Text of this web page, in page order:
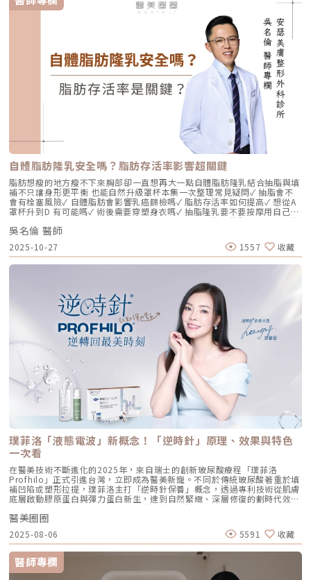
質。肌膚的年輕度由真皮層的三大支柱決定：水份、膠原蛋白
（Collagen）以及彈力蛋白（Elastin）。多數人對膠原蛋白耳熟能詳，它
就像建築物的「鋼筋水泥」，負責撐起皮膚的厚度與體積；然而，讓肌膚在
做表情後能迅速回彈、維持組織張力的關鍵，其實是彈力蛋白。彈力蛋白就
像支撐鋼筋的「橡皮筋」，不幸的是，人體在青春期過後，彈力蛋白的合成
速度就會大幅下降。當彈力蛋白流失，肌膚就會像失去彈性的鬆緊帶，出現
細紋、毛孔粗大、甚至是難以處理的「鬆弛型下垂」。傳統玻尿酸屬於「填
充型」，主要目的是增加體積（Volumizing），如果過度施打，容易造成
面部僵硬或「醫美臉」。而 Profhilo 逆時針的誕生，是為了從細胞底層進
行「修復與重塑」，讓皮膚自己找回年輕時的彈性。二、 Profhilo 逆時針
的科學核心：NAHYCO™ 專利技術Profhilo逆時針來自瑞士著名的 IBSA 製
藥集團。身為專業醫師，我非常看重產品的「純淨度」與「穩定性」。
Profhilo 之所以能在國際醫美界佔有一席之地，在於其革命性的
NAHYCO™ 專利熱融合技術。1. 醫學界的「純淨」突破：無化學交聯劑一
般玻尿酸為了維持在體內的時間，必須添加化學交聯劑（如 BDDE）。雖然
這在合法範圍內是安全的，但對於過敏體質或追求極致天然的客戶來說，仍
存在延遲性發炎的風險。Profhilo逆時針 透過精確的加熱與降溫製程，讓
高分子與低分子玻尿酸產生自然的氫鍵鍵結，完全不含 BDDE。這意味著它
具備極高的「生物相容性」，注射後能與人體組織完美融合。2. 高低分子玻
尿酸的「黃金比例」Profhilo 含有目前市面上極高濃度的玻尿酸
（64mg/2ml），它結合了： 高分子量玻尿酸（H-HA）：提供穩定的物理
支撐與深層鎖水，改善鬆弛。 低分子量玻尿酸（L-HA）：作為傳遞信號的
分子，直接活化真皮層內的纖維母細胞，誘導膠原蛋白與彈力蛋白新生。這
種「1+1 > 2」的協同作用，讓 Profhilo 在進入皮膚後，能像液態電波一
樣迅速擴散，全面性地改善膚質。三、 3 種細胞與 5 種蛋白：解開「液態
電波」的逆齡關鍵在辰美學的診間，我常跟客戶解釋，Profhilo 就像是為
肌膚施加了一種「啟動指令」。它不僅僅是補水，而是啟動了「3+5 逆齡機
制」： 活化 3 種關鍵細胞： 纖維母細胞：這是皮膚的「膠原工廠」。 角質
胞：幫助恢復皮下組織的飽滿感，減緩隨著年齡增長的皮下萎縮。 啟動 5
種關鍵結構蛋白：包括 I 型、III 型、IV 型、VII 型膠原蛋白以及最關鍵的彈
力蛋白。這種全方位的重塑效果，能讓下顎線變清晰，讓細紋從底層淡化。
這就是為什麼它被暱稱為「液態電波」。電波是靠「熱能」刺激新生，而
Profhilo 是靠「生物分子信號」啟動新生。對於皮膚薄、怕痛或不適合高
能量儀器的客戶來說，這是一個非常理想的選擇。四、 蔡醫師的精準美
學：BAP 五點拉提點位解析施打 Profhilo 是一門藝術。我們採用國際標準
的 BAP（Bio Aesthetic Points）五點拉提打法，這五個點是避開重要血
管、精準對準臉部支撐結構的黃金位置： [1] 顴骨高點： 位於顴骨最突出的
地方，需離眼睛外側至少 2 公分。能像掛鉤一樣，為中臉提供向上向外的支
撐力。 [2] 鼻翼與瞳孔垂直線交界： 在鼻翼與耳廓之間畫出水平線，再從瞳
孔中線畫垂直線，兩線交交叉處作為注射點。能有效改善法令紋，飽滿面中
部。 [3] 耳廓下前緣： 位於耳廓下緣的前方約 1 公分處。是收緊臉部外側
輪廓、強化下頷線條的關鍵。 [4] 下頷嘴角交界： 在下巴中軸線的三分之一
處畫垂直線，再向唇角方向移動 1.5 公分。可以修飾木偶紋，改善嘴角下
垂。 [5] 下顎角前緣： 位於下顎角前側約 1 公分處。幫助拉緊腮幫子多餘
的鬆弛組織，讓下顎線條清晰。五、 哪些部位最適合 Profhilo 逆時針？
Profhilo 逆時針之所以能成為抗老界的寵兒，不僅是因為它的成分純淨，
更因為它解決了傳統醫美難以觸及的「盲區」。它不靠體積填充，而是透過
「液態拉皮」的概念，從根本提升肌膚彈性。以下四個部位是我在臨床運用
中最推薦的：1. 臉部液態拉皮：BAP 五點精準誘導這是 Profhilo 的核心應
用。與傳統玻尿酸增加臉部「厚重感」或「體積支撐」的邏輯完全不同，
Profhilo 本質上是液態拉皮。我們採用國際標準的 BAP（Bio Aesthetic
Points）五點注射法，這五個點是避開重要血管、精準將玻尿酸導入真皮層
的黃金位置： 顴骨高點：啟動中臉肌膚的生物重塑，優化張力。 鼻翼瞳孔
交界：透過提升肌膚彈力，自然弱化法令紋的視覺感。 耳廓下前緣：強化
臉部外側緊緻度，讓輪廓不再鬆垮。 下頷嘴角交界：改善嘴角周圍的鬆
弛，恢復皮膚原有的拉力。 下顎角前緣：誘導彈力蛋白新生，收緊下頷邊
緣的曲線。這五個點位並非用來「填充凹陷」，而是作為信號啟動點，讓玻
尿酸在皮下如水幕般擴散，誘導彈力蛋白大量新生，像是在皮下植入了一層
隱形的「彈力網」，讓下顎線與中臉自然回歸緊緻狀態。2. 火雞頸與橫向頸
自體脂肪隆乳安全嗎？脂肪存活率影響超關鍵
脂肪想瘦的地方瘦不下來胸部卻一直想再大一點自體脂肪隆乳結合抽脂與填
補不只讓身形更平衡 也能自然升級罩杯本集一次整理常見疑問✓ 抽脂會不
會有栓塞風險✓ 自體脂肪會影響乳癌篩檢嗎✓ 脂肪存活率如何提高✓ 想從A
罩杯升到D 有可能嗎✓ 術後需要穿塑身衣嗎✓ 抽脂隆乳要不要按摩用自己的
脂肪 打造柔軟真實的胸型適合誰 怎麼做 最有效將給妳完整觀念與安心評估
依據重點摘要：0:00 #她說他說0:40 #自體脂肪隆乳v.s.#假體隆乳 想要哪
一樣？1:02 關於手術安全性 #自體隆乳2:12 不同的抽脂方式 #脂肪存活率
會一樣嗎？3:16 關於抽脂安全 #脂肪栓塞問題 ？4:09 關於手術安全性 #矽
膠隆乳相關影片：• 罩杯升級前必看，自體脂肪豐胸解析！ EP20• 男生
女乳好尷尬，胸部困擾的隱藏原因你有嗎？ EP24• 抽就對了？抽脂局部雕
@aclinichttps://lin.ee/zGPja49▼詢問整形大小事https://answer-
clinic.com/▼詢問皮膚大小事https://answer-skin.com/▼詢問變美大小
事https://answer-skincare.com/安瑟美膚整形外科診所
FBhttps://www.facebook.com/AnswerClinic安瑟美膚整形外科診所
IGhttps://www.instagram.com/aclinic.group/吳名倫醫師：Dr.Allen 整
形醫美體塑學苑https://www.facebook.com/drallenbody吳名倫醫師
IGhttps://www.instagram.com/psdr_allen/安瑟美膚整形外科診所地
址：臺北市大安區安和路一段113號2樓之1電話：（02）7709-9398
吳名倫 醫師
2025-10-27 1557 收藏
璞菲洛「液態電波」新概念！「逆時針」原理、效果與特色
一次看
在醫美技術不斷進化的2025年，來自瑞士的創新玻尿酸療程「璞菲洛
Profhilo」正式引進台灣，立即成為醫美新寵。不同於傳統玻尿酸著重於填
補凹陷或塑形拉提，璞菲洛主打「逆時針保養」概念，透過專利技術從肌膚
底層啟動膠原蛋白與彈力蛋白新生，達到自然緊緻、深層修復的劃時代效
果。 Profhilo更邀請郭台銘夫人曾馨瑩擔任形象大使，迅速成為市場焦
點。我們將帶你全面認識這項創新療程，從作用原理、五大特色到適合對象
與常見問題，一次搞懂「逆時針玻尿酸」的魅力！ 璞菲洛Profhilo是什
麼？ 璞菲洛是一項注射型玻尿酸產品，由瑞士IBSA研發，正式名稱為「高
低分子玻尿酸皮下植入劑」，在台灣獲得衛福部核准，俗稱為「逆時針」。
與傳統玻尿酸不同，璞菲洛不以填補凹陷為目的，而是透過生物重塑（bio-
remodeling）方式，喚醒肌膚自身的修復機能，促進膠原蛋白和彈力蛋白
的生成，達到自然緊緻與改善膚質的效果。璞菲洛Profhilo的五大特色璞菲
醫美圈圈
2025-08-06 5591 收藏
醫師專欄